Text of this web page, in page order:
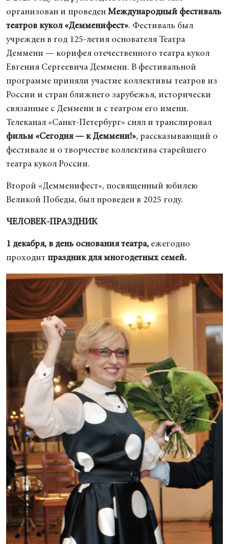
организован и проведен Международный фестиваль
театров кукол «Демменифест». Фестиваль был
учрежден в год 125-летия основателя Театра
Деммени — корифея отечественного театра кукол
Евгения Сергеевича Деммени. В фестивальной
программе приняли участие коллективы театров из
России и стран ближнего зарубежья, исторически
связанные с Деммени и с театром его имени.
Телеканал «Санкт-Петербург» снял и транслировал
фильм «Сегодня — к Деммени!», рассказывающий о
фестивале и о творчестве коллектива старейшего
театра кукол России.
Второй «Демменифест», посвященный юбилею
Великой Победы, был проведен в 2025 году.
ЧЕЛОВЕК-ПРАЗДНИК
1 декабря, в день основания театра, ежегодно
проходит праздник для многодетных семей.